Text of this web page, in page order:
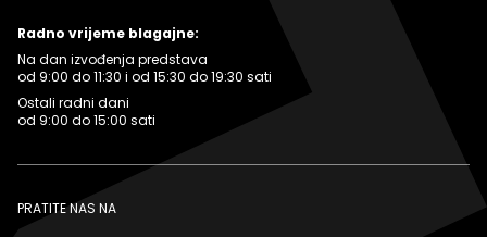
Radno vrijeme blagajne:
Na dan izvođenja predstava
od 9:00 do 11:30 i od 15:30 do 19:30 sati
Ostali radni dani
od 9:00 do 15:00 sati
PRATITE NAS NA